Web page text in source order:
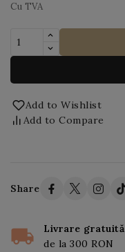
Cu TVA
Add to Wishlist
Add to Compare
Share
Livrare gratuită
de la 300 RON